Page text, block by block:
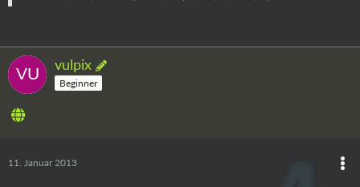
vulpix
Beginner
11. Januar 2013